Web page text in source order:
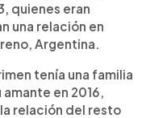
quienes eran
una relación en
Argentina.
tenía una familia
en 2016,
relación del resto